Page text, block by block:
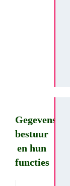
Gegevens
bestuur
en hun
functies